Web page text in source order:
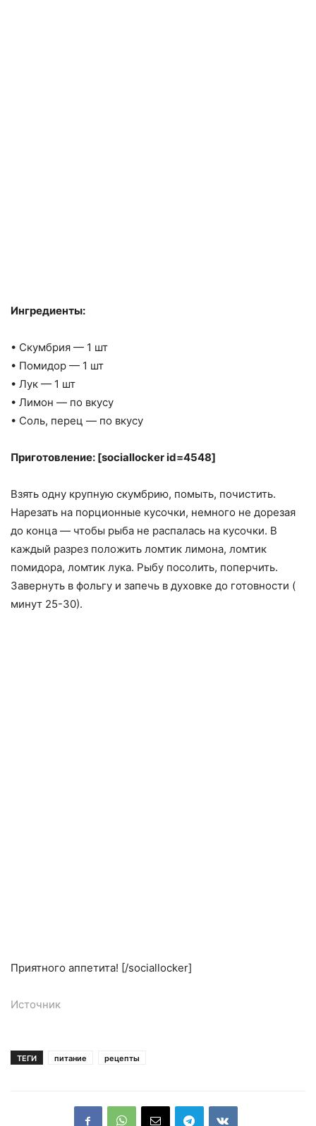
Ингредиенты:
• Скумбрия — 1 шт
• Помидор — 1 шт
• Лук — 1 шт
• Лимон — по вкусу
• Соль, перец — по вкусу
Приготовление: [sociallocker id=4548]
Взять одну крупную скумбрию, помыть, почистить.
Нарезать на порционные кусочки, немного не дорезая
до конца — чтобы рыба не распалась на кусочки. В
каждый разрез положить ломтик лимона, ломтик
помидора, ломтик лука. Рыбу посолить, поперчить.
Завернуть в фольгу и запечь в духовке до готовности (
минут 25-30).
Приятного аппетита! [/sociallocker]
Источник
ТЕГИ питание рецепты